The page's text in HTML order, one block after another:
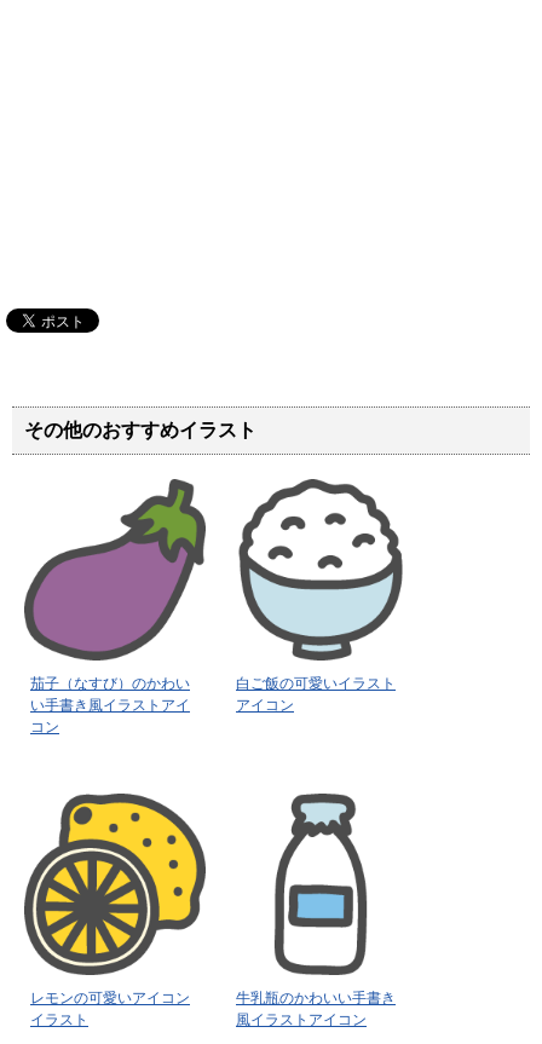
その他のおすすめイラスト
茄子（なすび）のかわい
い手書き風イラストアイ
コン
白ご飯の可愛いイラスト
アイコン
レモンの可愛いアイコン
イラスト
牛乳瓶のかわいい手書き
風イラストアイコン